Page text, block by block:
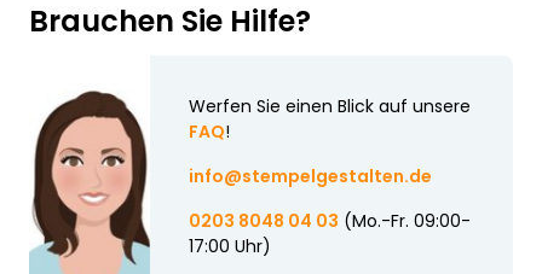
Brauchen Sie Hilfe?
Werfen Sie einen Blick auf unsere
FAQ!
info@stempelgestalten.de
0203 8048 04 03 (Mo.-Fr. 09:00-
17:00 Uhr)